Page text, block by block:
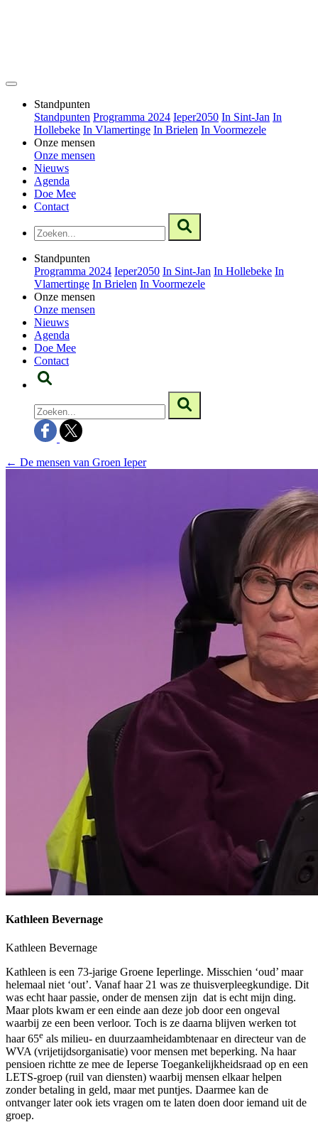
Standpunten
Standpunten Programma 2024 Ieper2050 In Sint-Jan In
Hollebeke In Vlamertinge In Brielen In Voormezele
Onze mensen
Onze mensen
Nieuws
Agenda
Doe Mee
Contact
Standpunten
Programma 2024 Ieper2050 In Sint-Jan In Hollebeke In
Vlamertinge In Brielen In Voormezele
Onze mensen
Onze mensen
Nieuws
Agenda
Doe Mee
Contact
← De mensen van Groen Ieper
Kathleen Bevernage
Kathleen Bevernage
Kathleen is een 73-jarige Groene Ieperlinge. Misschien ‘oud’ maar
helemaal niet ‘out’. Vanaf haar 21 was ze thuisverpleegkundige. Dit
was echt haar passie, onder de mensen zijn dat is echt mijn ding.
Maar plots kwam er een einde aan deze job door een ongeval
waarbij ze een been verloor. Toch is ze daarna blijven werken tot
haar 65e als milieu- en duurzaamheidambtenaar en directeur van de
WVA (vrijetijdsorganisatie) voor mensen met beperking. Na haar
pensioen richtte ze mee de Ieperse Toegankelijkheidsraad op en een
LETS-groep (ruil van diensten) waarbij mensen elkaar helpen
zonder betaling in geld, maar met puntjes. Daarmee kan de
ontvanger later ook iets vragen om te laten doen door iemand uit de
groep.